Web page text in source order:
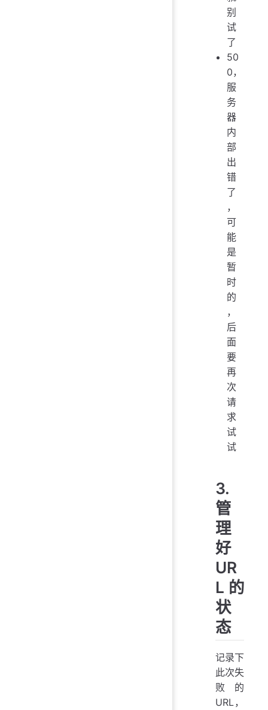
别
试
了
50
0，
服
务
器
内
部
出
错
了
，
可
能
是
暂
时
的
，
后
面
要
再
次
请
求
试
试
3.
管
理
好
UR
L 的
状
态
记录下
此次失
败的
URL，